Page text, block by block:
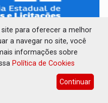
2025/SUPEL/RO
Agosto de 2026 às 09:21
para oferecer a melhor
a navegar no site, você
informações sobre
Política de Cookies
Continuar